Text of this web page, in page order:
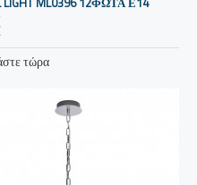
τώρα